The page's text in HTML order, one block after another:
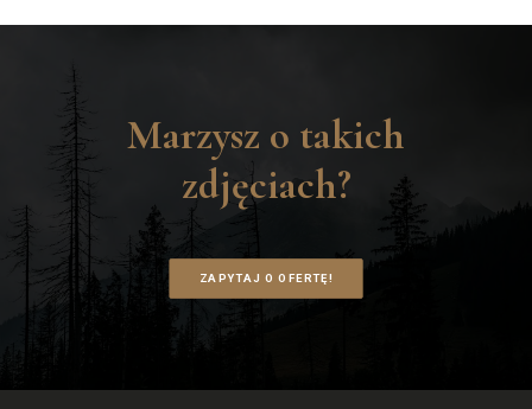
Marzysz o takich
zdjęciach?
ZAPYTAJ O OFERTĘ!